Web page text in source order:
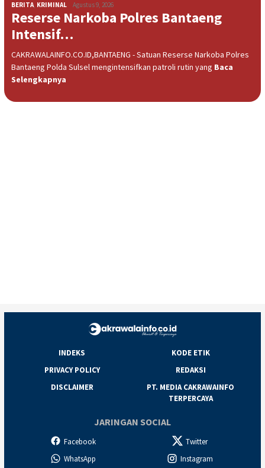
BERITA, KRIMINAL Agustus 9, 2026
Reserse Narkoba Polres Bantaeng
Intensif…
CAKRAWALAINFO.CO.ID,BANTAENG - Satuan Reserse Narkoba Polres
Bantaeng Polda Sulsel mengintensifkan patroli rutin yang Baca
Selengkapnya
INDEKS
KODE ETIK
PRIVACY POLICY
REDAKSI
DISCLAIMER
PT. MEDIA CAKRAWAINFO
TERPERCAYA
JARINGAN SOCIAL
Facebook
Twitter
WhatsApp
Instagram